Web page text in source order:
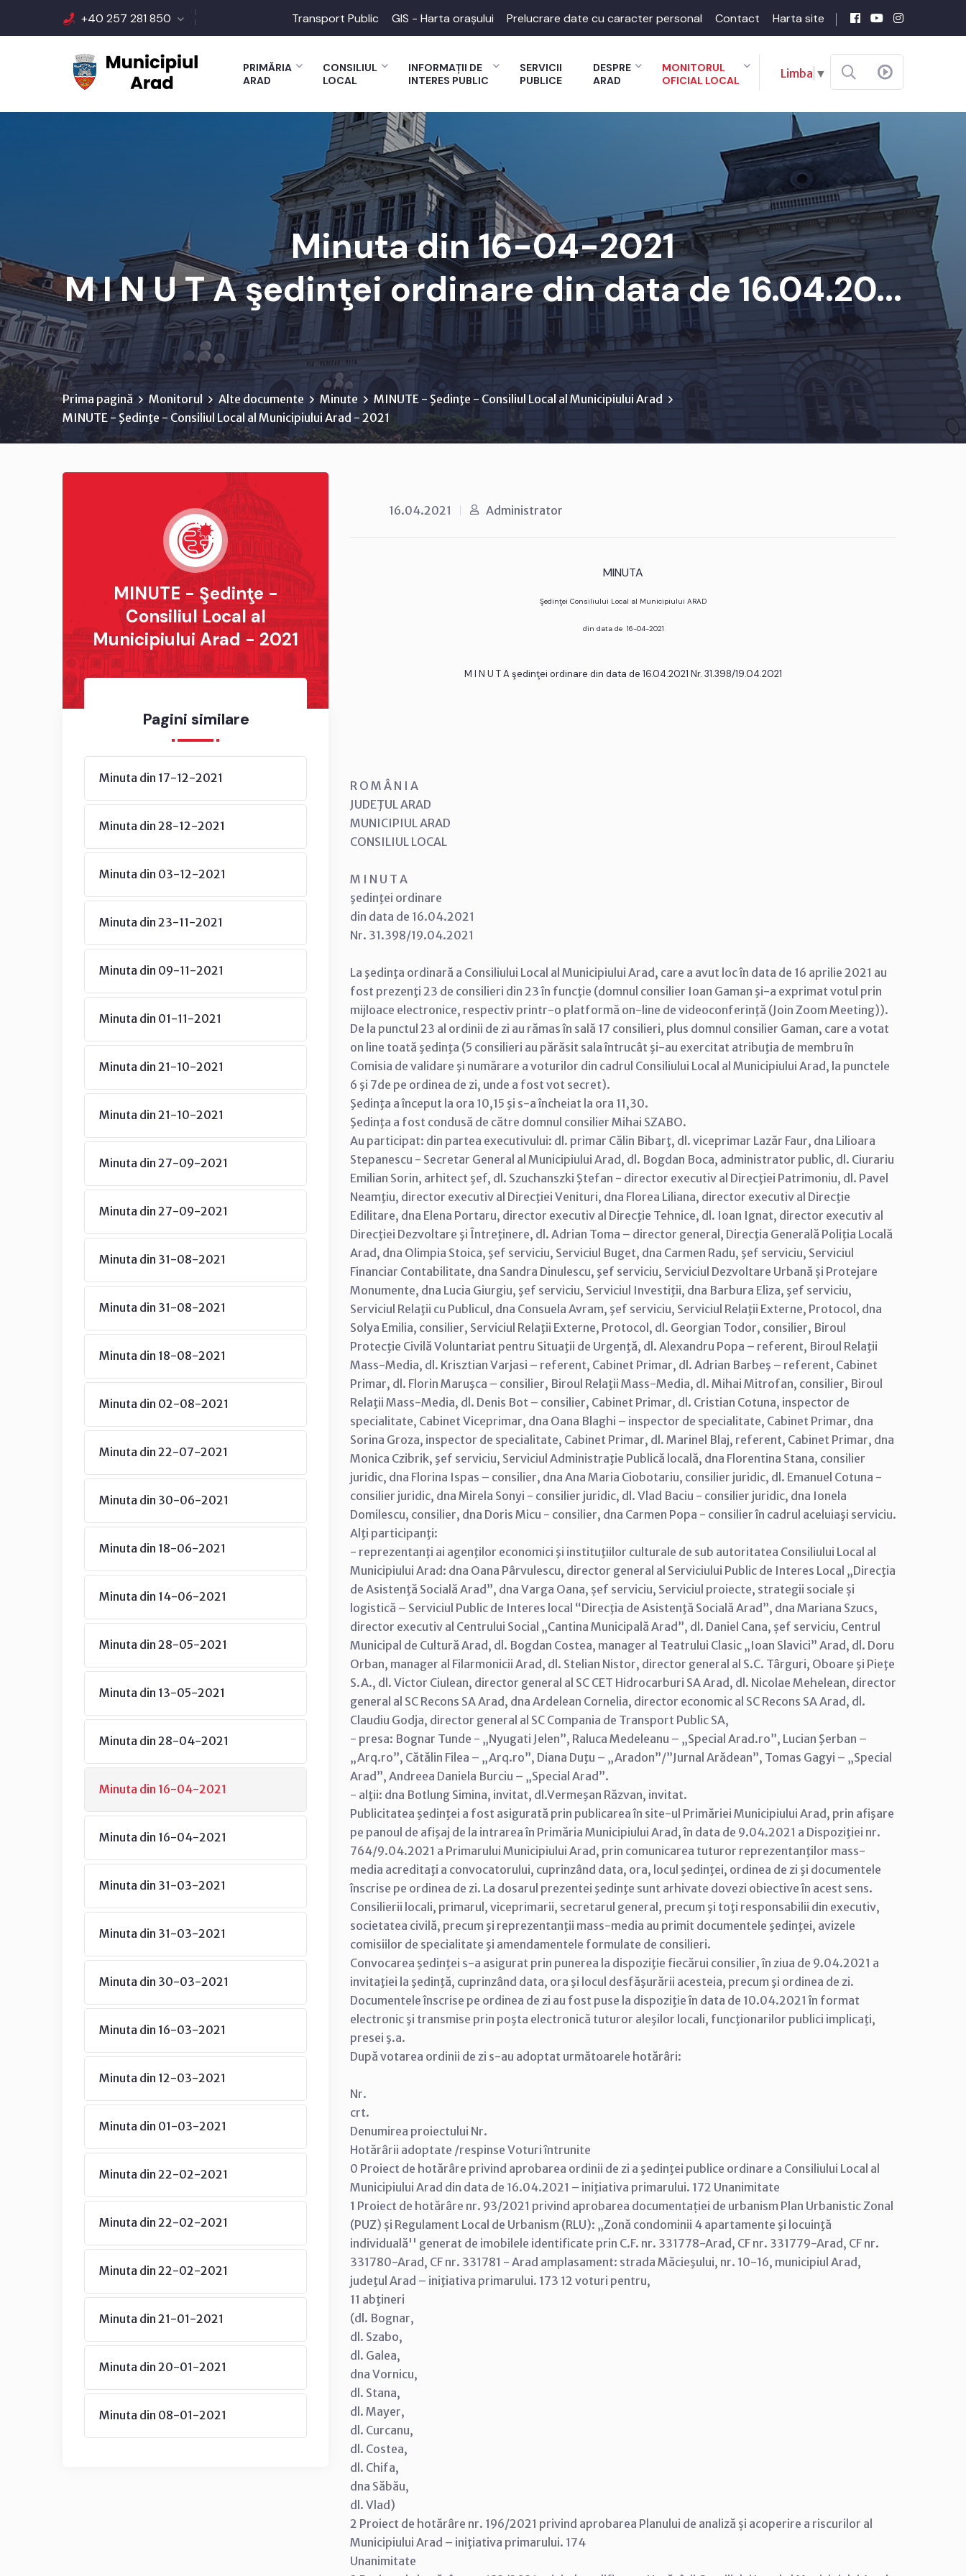
+40 257 281 850 Transport Public GIS - Harta orașului Prelucrare date cu caracter personal Contact Harta site
PRIMĂRIA
ARAD
CONSILIUL
LOCAL
INFORMAȚII DE
INTERES PUBLIC
SERVICII
PUBLICE
DESPRE
ARAD
MONITORUL
OFICIAL LOCAL
Limba ▼
Minuta din 16-04-2021
M I N U T A şedinţei ordinare din data de 16.04.20...
Prima pagină Monitorul Alte documente Minute
MINUTE - Şedinţe - Consiliul Local al Municipiului Arad
MINUTE - Şedinţe - Consiliul Local al Municipiului Arad - 2021
MINUTE - Şedinţe -
Consiliul Local al
Municipiului Arad - 2021
Pagini similare
Minuta din 17-12-2021
Minuta din 28-12-2021
Minuta din 03-12-2021
Minuta din 23-11-2021
Minuta din 09-11-2021
Minuta din 01-11-2021
Minuta din 21-10-2021
Minuta din 21-10-2021
Minuta din 27-09-2021
Minuta din 27-09-2021
Minuta din 31-08-2021
Minuta din 31-08-2021
Minuta din 18-08-2021
Minuta din 02-08-2021
Minuta din 22-07-2021
Minuta din 30-06-2021
Minuta din 18-06-2021
Minuta din 14-06-2021
Minuta din 28-05-2021
Minuta din 13-05-2021
Minuta din 28-04-2021
Minuta din 16-04-2021
Minuta din 16-04-2021
Minuta din 31-03-2021
Minuta din 31-03-2021
Minuta din 30-03-2021
Minuta din 16-03-2021
Minuta din 12-03-2021
Minuta din 01-03-2021
Minuta din 22-02-2021
Minuta din 22-02-2021
Minuta din 22-02-2021
Minuta din 21-01-2021
Minuta din 20-01-2021
Minuta din 08-01-2021
16.04.2021 Administrator
MINUTA
Şedinţei Consiliului Local al Municipiului ARAD
din data de 16-04-2021
M I N U T A şedinţei ordinare din data de 16.04.2021 Nr. 31.398/19.04.2021
R O M Â N I A
JUDEŢUL ARAD
MUNICIPIUL ARAD
CONSILIUL LOCAL
M I N U T A
şedinţei ordinare
din data de 16.04.2021
Nr. 31.398/19.04.2021
La şedinţa ordinară a Consiliului Local al Municipiului Arad, care a avut loc în data de 16 aprilie 2021 au
fost prezenţi 23 de consilieri din 23 în funcţie (domnul consilier Ioan Gaman şi-a exprimat votul prin
mijloace electronice, respectiv printr-o platformă on-line de videoconferinţă (Join Zoom Meeting)).
De la punctul 23 al ordinii de zi au rămas în sală 17 consilieri, plus domnul consilier Gaman, care a votat
on line toată şedinţa (5 consilieri au părăsit sala întrucât şi-au exercitat atribuţia de membru în
Comisia de validare şi numărare a voturilor din cadrul Consiliului Local al Municipiului Arad, la punctele
6 şi 7de pe ordinea de zi, unde a fost vot secret).
Şedinţa a început la ora 10,15 şi s-a încheiat la ora 11,30.
Şedinţa a fost condusă de către domnul consilier Mihai SZABO.
Au participat: din partea executivului: dl. primar Călin Bibarţ, dl. viceprimar Lazăr Faur, dna Lilioara
Stepanescu - Secretar General al Municipiului Arad, dl. Bogdan Boca, administrator public, dl. Ciurariu
Emilian Sorin, arhitect şef, dl. Szuchanszki Ştefan - director executiv al Direcţiei Patrimoniu, dl. Pavel
Neamţiu, director executiv al Direcţiei Venituri, dna Florea Liliana, director executiv al Direcţie
Edilitare, dna Elena Portaru, director executiv al Direcţie Tehnice, dl. Ioan Ignat, director executiv al
Direcţiei Dezvoltare şi Întreţinere, dl. Adrian Toma – director general, Direcţia Generală Poliţia Locală
Arad, dna Olimpia Stoica, şef serviciu, Serviciul Buget, dna Carmen Radu, şef serviciu, Serviciul
Financiar Contabilitate, dna Sandra Dinulescu, şef serviciu, Serviciul Dezvoltare Urbană și Protejare
Monumente, dna Lucia Giurgiu, şef serviciu, Serviciul Investiţii, dna Barbura Eliza, şef serviciu,
Serviciul Relaţii cu Publicul, dna Consuela Avram, şef serviciu, Serviciul Relaţii Externe, Protocol, dna
Solya Emilia, consilier, Serviciul Relaţii Externe, Protocol, dl. Georgian Todor, consilier, Biroul
Protecţie Civilă Voluntariat pentru Situaţii de Urgenţă, dl. Alexandru Popa – referent, Biroul Relaţii
Mass-Media, dl. Krisztian Varjasi – referent, Cabinet Primar, dl. Adrian Barbeş – referent, Cabinet
Primar, dl. Florin Maruşca – consilier, Biroul Relaţii Mass-Media, dl. Mihai Mitrofan, consilier, Biroul
Relaţii Mass-Media, dl. Denis Bot – consilier, Cabinet Primar, dl. Cristian Cotuna, inspector de
specialitate, Cabinet Viceprimar, dna Oana Blaghi – inspector de specialitate, Cabinet Primar, dna
Sorina Groza, inspector de specialitate, Cabinet Primar, dl. Marinel Blaj, referent, Cabinet Primar, dna
Monica Czibrik, şef serviciu, Serviciul Administraţie Publică locală, dna Florentina Stana, consilier
juridic, dna Florina Ispas – consilier, dna Ana Maria Ciobotariu, consilier juridic, dl. Emanuel Cotuna -
consilier juridic, dna Mirela Sonyi - consilier juridic, dl. Vlad Baciu - consilier juridic, dna Ionela
Domilescu, consilier, dna Doris Micu - consilier, dna Carmen Popa - consilier în cadrul aceluiaşi serviciu.
Alţi participanţi:
- reprezentanţi ai agenţilor economici şi instituţiilor culturale de sub autoritatea Consiliului Local al
Municipiului Arad: dna Oana Pârvulescu, director general al Serviciului Public de Interes Local „Direcţia
de Asistenţă Socială Arad”, dna Varga Oana, șef serviciu, Serviciul proiecte, strategii sociale și
logistică – Serviciul Public de Interes local “Direcţia de Asistenţă Socială Arad”, dna Mariana Szucs,
director executiv al Centrului Social „Cantina Municipală Arad”, dl. Daniel Cana, șef serviciu, Centrul
Municipal de Cultură Arad, dl. Bogdan Costea, manager al Teatrului Clasic „Ioan Slavici” Arad, dl. Doru
Orban, manager al Filarmonicii Arad, dl. Stelian Nistor, director general al S.C. Târguri, Oboare şi Pieţe
S.A., dl. Victor Ciulean, director general al SC CET Hidrocarburi SA Arad, dl. Nicolae Mehelean, director
general al SC Recons SA Arad, dna Ardelean Cornelia, director economic al SC Recons SA Arad, dl.
Claudiu Godja, director general al SC Compania de Transport Public SA,
- presa: Bognar Tunde - „Nyugati Jelen”, Raluca Medeleanu – „Special Arad.ro”, Lucian Şerban –
„Arq.ro”, Cătălin Filea – „Arq.ro”, Diana Duţu – „Aradon”/”Jurnal Arădean”, Tomas Gagyi – „Special
Arad”, Andreea Daniela Burciu – „Special Arad”.
- alţii: dna Botlung Simina, invitat, dl.Vermeşan Răzvan, invitat.
Publicitatea şedinţei a fost asigurată prin publicarea în site-ul Primăriei Municipiului Arad, prin afişare
pe panoul de afişaj de la intrarea în Primăria Municipiului Arad, în data de 9.04.2021 a Dispoziţiei nr.
764/9.04.2021 a Primarului Municipiului Arad, prin comunicarea tuturor reprezentanţilor mass-
media acreditaţi a convocatorului, cuprinzând data, ora, locul şedinţei, ordinea de zi şi documentele
înscrise pe ordinea de zi. La dosarul prezentei şedinţe sunt arhivate dovezi obiective în acest sens.
Consilierii locali, primarul, viceprimarii, secretarul general, precum şi toţi responsabilii din executiv,
societatea civilă, precum şi reprezentanţii mass-media au primit documentele şedinţei, avizele
comisiilor de specialitate şi amendamentele formulate de consilieri.
Convocarea şedinţei s-a asigurat prin punerea la dispoziţie fiecărui consilier, în ziua de 9.04.2021 a
invitaţiei la şedinţă, cuprinzând data, ora şi locul desfăşurării acesteia, precum şi ordinea de zi.
Documentele înscrise pe ordinea de zi au fost puse la dispoziţie în data de 10.04.2021 în format
electronic şi transmise prin poşta electronică tuturor aleşilor locali, funcţionarilor publici implicaţi,
presei ş.a.
După votarea ordinii de zi s-au adoptat următoarele hotărâri:
Nr.
crt.
Denumirea proiectului Nr.
Hotărârii adoptate /respinse Voturi întrunite
0 Proiect de hotărâre privind aprobarea ordinii de zi a şedinţei publice ordinare a Consiliului Local al
Municipiului Arad din data de 16.04.2021 – iniţiativa primarului. 172 Unanimitate
1 Proiect de hotărâre nr. 93/2021 privind aprobarea documentației de urbanism Plan Urbanistic Zonal
(PUZ) și Regulament Local de Urbanism (RLU): „Zonă condominii 4 apartamente şi locuinţă
individuală'' generat de imobilele identificate prin C.F. nr. 331778-Arad, CF nr. 331779-Arad, CF nr.
331780-Arad, CF nr. 331781 - Arad amplasament: strada Măcieşului, nr. 10-16, municipiul Arad,
judeţul Arad – iniţiativa primarului. 173 12 voturi pentru,
11 abţineri
(dl. Bognar,
dl. Szabo,
dl. Galea,
dna Vornicu,
dl. Stana,
dl. Mayer,
dl. Curcanu,
dl. Costea,
dl. Chifa,
dna Săbău,
dl. Vlad)
2 Proiect de hotărâre nr. 196/2021 privind aprobarea Planului de analiză și acoperire a riscurilor al
Municipiului Arad – iniţiativa primarului. 174
Unanimitate